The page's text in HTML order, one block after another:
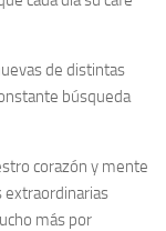
de distintas
búsqueda
corazón y mente
extraordinarias
más por